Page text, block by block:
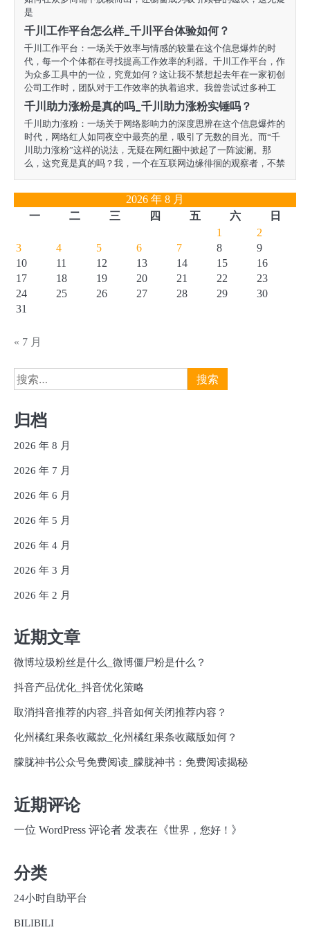
是
千川工作平台怎么样_千川平台体验如何？
千川工作平台：一场关于效率与情感的较量在这个信息爆炸的时
代，每一个个体都在寻找提高工作效率的利器。千川工作平台，作
为众多工具中的一位，究竟如何？这让我不禁想起去年在一家初创
公司工作时，团队对于工作效率的执着追求。我曾尝试过多种工
千川助力涨粉是真的吗_千川助力涨粉实锤吗？
千川助力涨粉：一场关于网络影响力的深度思辨在这个信息爆炸的
时代，网络红人如同夜空中最亮的星，吸引了无数的目光。而“千
川助力涨粉”这样的说法，无疑在网红圈中掀起了一阵波澜。那
么，这究竟是真的吗？我，一个在互联网边缘徘徊的观察者，不禁
2026 年 8 月
一
二 三 四 五 六
日
1
2
3
4 5 6 7 8
9
10
11 12 13 14 15
16
17
18 19 20 21 22
23
24
25 26 27 28 29
30
31
« 7 月
搜
索：
归档
2026 年 8 月
2026 年 7 月
2026 年 6 月
2026 年 5 月
2026 年 4 月
2026 年 3 月
2026 年 2 月
近期文章
微博垃圾粉丝是什么_微博僵尸粉是什么？
抖音产品优化_抖音优化策略
取消抖音推荐的内容_抖音如何关闭推荐内容？
化州橘红果条收藏款_化州橘红果条收藏版如何？
朦胧神书公众号免费阅读_朦胧神书：免费阅读揭秘
近期评论
一位 WordPress 评论者 发表在《世界，您好！ 》
分类
24小时自助平台
BILIBILI